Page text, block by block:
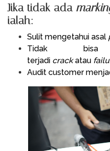
Jika tidak ada
ialah:
Sulit mengetahui asal
Tidak
terjadi crackatau
Audit customer